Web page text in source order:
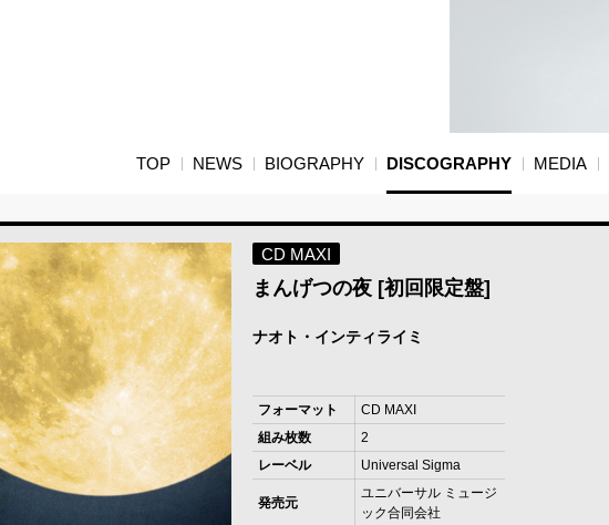
TOP NEWS BIOGRAPHY DISCOGRAPHY MEDIA
CD MAXI
まんげつの夜 [初回限定盤]
ナオト・インティライミ
フォーマット
CD MAXI
組み枚数
2
レーベル
Universal Sigma
発売元
ユニバーサル ミュージ
ック合同会社